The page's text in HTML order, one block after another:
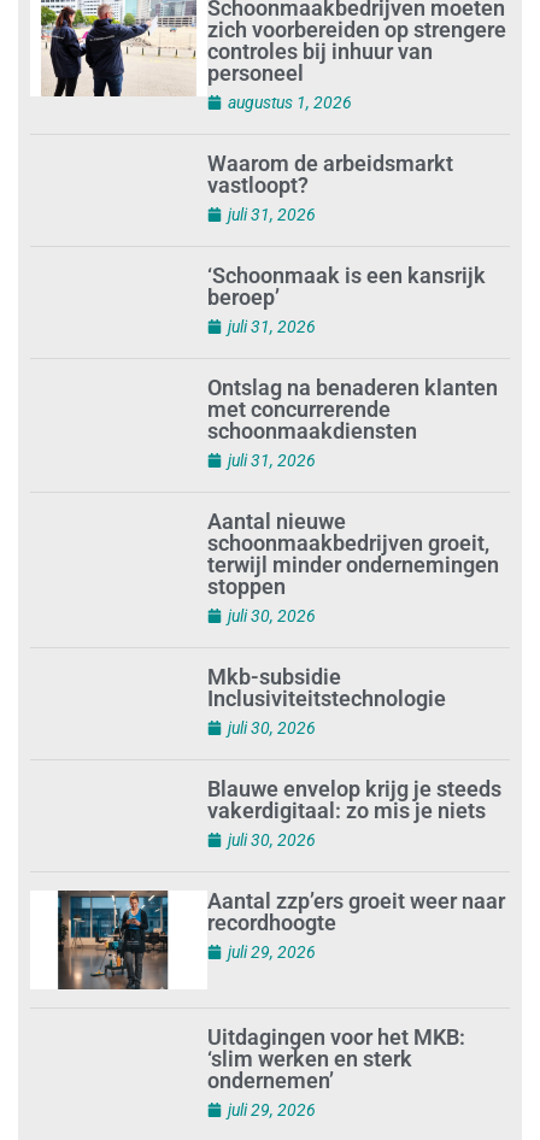
Waarom de arbeidsmarkt
vastloopt?
juli 31, 2026
‘Schoonmaak is een kansrijk
beroep’
juli 31, 2026
Ontslag na benaderen klanten
met concurrerende
schoonmaakdiensten
Aantal nieuwe
schoonmaakbedrijven groeit,
stoppen
juli 30, 2026
Mkb-subsidie
Inclusiviteitstechnologie
Blauwe envelop krijg je steeds
juli 30, 2026
recordhoogte
juli 29, 2026
‘slim werken en sterk
ondernemen’
juli 29, 2026